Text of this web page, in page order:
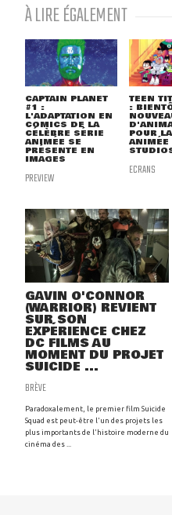
À LIRE ÉGALEMENT
CAPTAIN PLANET
#1 :
L'ADAPTATION EN
COMICS DE LA
CÉLÈBRE SÉRIE
ANIMÉE SE
PRÉSENTE EN
IMAGES
PREVIEW
TEEN
:
POUR
ANIMÉE
ECRANS
GAVIN O'CONNOR
(WARRIOR) REVIENT
SUR SON
EXPÉRIENCE CHEZ
DC FILMS AU
MOMENT DU PROJET
SUICIDE ...
BRÈVE
Paradoxalement, le premier film Suicide
Squad est peut-être l'un des projets les
plus importants de l'histoire moderne du
cinéma des ...